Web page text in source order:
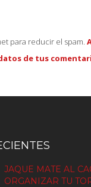
para reducir el spam.
de tus
JAQUE MATE AL
ORGANIZAR TU